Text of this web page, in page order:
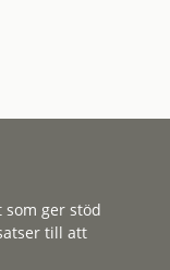
ger stöd
till att